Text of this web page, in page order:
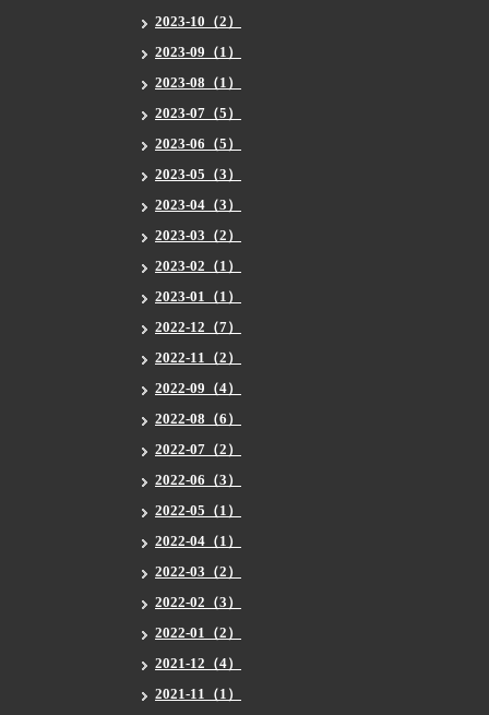
2023-10（2）
2023-09（1）
2023-08（1）
2023-07（5）
2023-06（5）
2023-05（3）
2023-04（3）
2023-03（2）
2023-02（1）
2023-01（1）
2022-12（7）
2022-11（2）
2022-09（4）
2022-08（6）
2022-07（2）
2022-06（3）
2022-05（1）
2022-04（1）
2022-03（2）
2022-02（3）
2022-01（2）
2021-12（4）
2021-11（1）